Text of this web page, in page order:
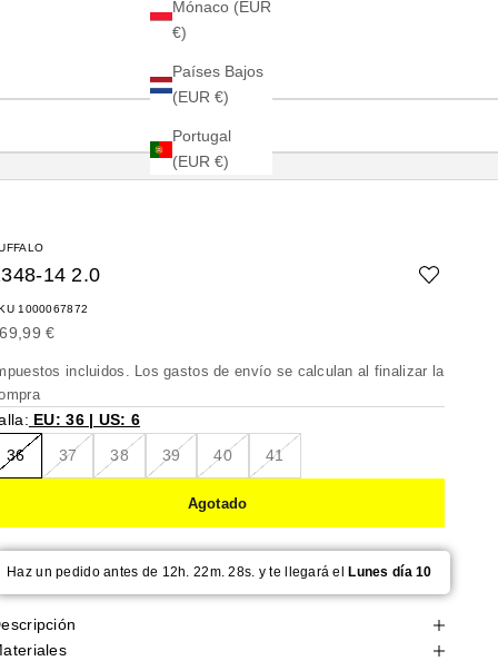
Mónaco (EUR
€)
Países Bajos
(EUR €)
Portugal
(EUR €)
14 2.0
1000067872
de oferta
€
incluidos. Losgastos de envío se calculan al finalizar la
EU: 36 | US: 6
36 37 38 39 40 41
Agotado
Haz un pedido antes de 12h. 22m. 27s. y te llegará el Lunes día 10